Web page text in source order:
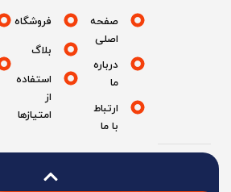
صفحه
درباره
ارتباط
فروشگاه
بلاگ
استفاده
امتیازها